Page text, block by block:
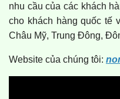
nhu cầu của các khách
cho khách hàng quốc tế
Châu Mỹ, Trung Đông,
Website của chúng tôi: